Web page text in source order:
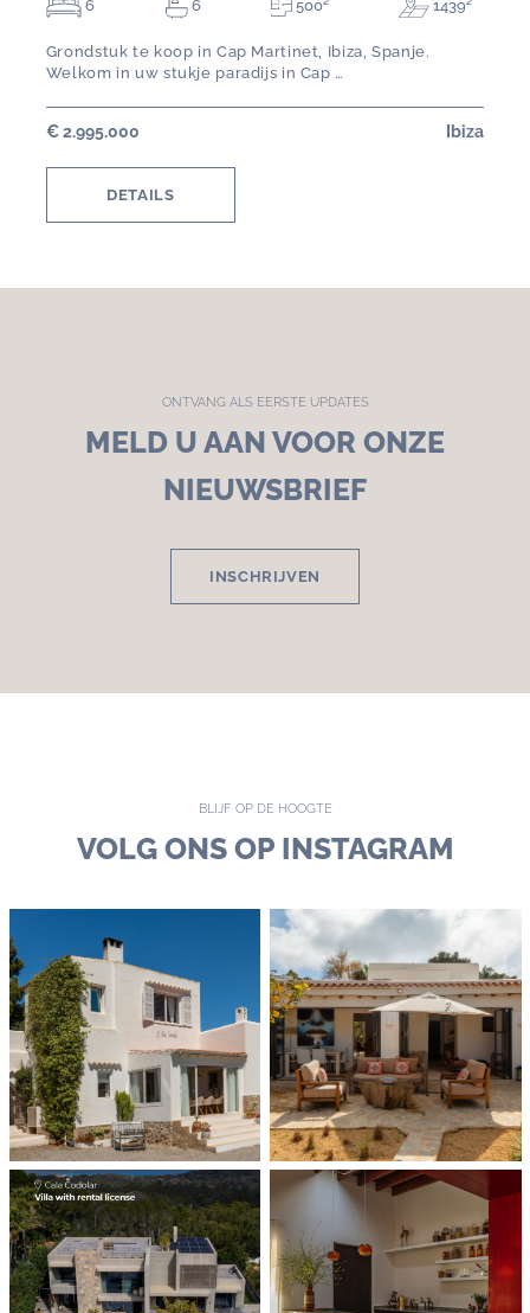
6 6 500² 1439²
Grondstuk te koop in Cap Martinet, Ibiza, Spanje.
Welkom in uw stukje paradijs in Cap …
€ 2.995.000 Ibiza
DETAILS
ONTVANG ALS EERSTE UPDATES
MELD U AAN VOOR ONZE
NIEUWSBRIEF
INSCHRIJVEN
BLIJF OP DE HOOGTE
VOLG ONS OP INSTAGRAM